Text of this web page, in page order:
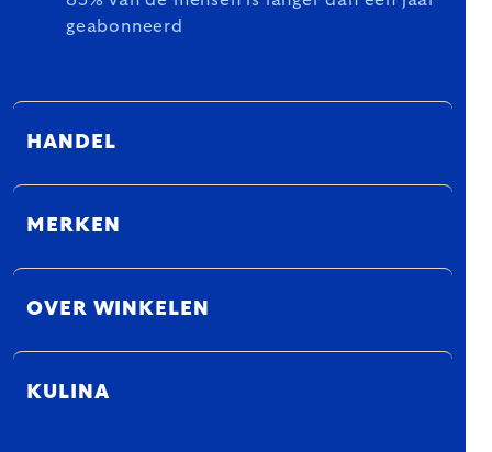
geabonneerd
HANDEL
MERKEN
OVER WINKELEN
KULINA